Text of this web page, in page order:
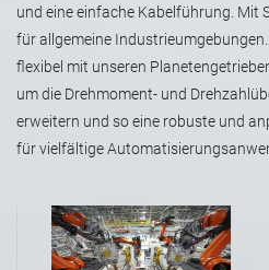
und eine einfache Kabelführung. Mit
für allgemeine
flexibel mit unseren
um die Drehmoment- und
erweitern und so eine robuste und
für vielfältige